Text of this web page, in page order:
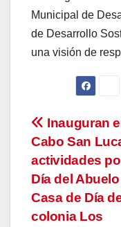
Municipal de
de Desarrollo
una visión de
de
entradas
Inauguran
Cabo San
actividades
Día del
Casa de Día
colonia Los